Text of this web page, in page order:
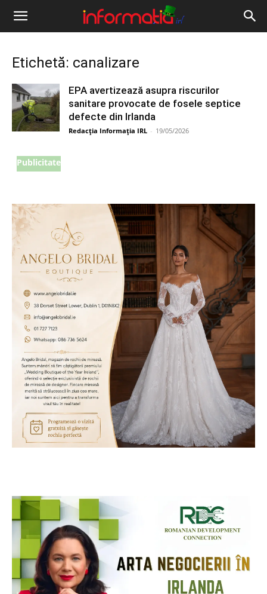
Informația
Etichetă: canalizare
EPA avertizează asupra riscurilor
sanitare provocate de fosele septice
defecte din Irlanda
Redacția Informația IRL - 19/05/2026
Publicitate